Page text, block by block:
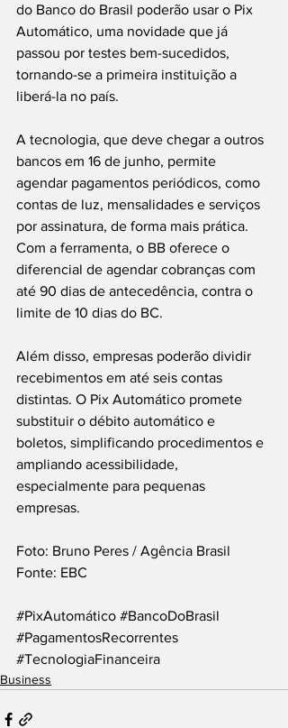
do Banco do Brasil poderão usar o Pix
Automático, uma novidade que já
passou por testes bem-sucedidos,
tornando-se a primeira instituição a
liberá-la no país.
A tecnologia, que deve chegar a outros
bancos em 16 de junho, permite
agendar pagamentos periódicos, como
contas de luz, mensalidades e serviços
por assinatura, de forma mais prática.
Com a ferramenta, o BB oferece o
diferencial de agendar cobranças com
até 90 dias de antecedência, contra o
limite de 10 dias do BC.
Além disso, empresas poderão dividir
recebimentos em até seis contas
distintas. O Pix Automático promete
substituir o débito automático e
boletos, simplificando procedimentos e
ampliando acessibilidade,
especialmente para pequenas
empresas.
Foto: Bruno Peres / Agência Brasil
Fonte: EBC
#PixAutomático #BancoDoBrasil
#PagamentosRecorrentes
#TecnologiaFinanceira
Business